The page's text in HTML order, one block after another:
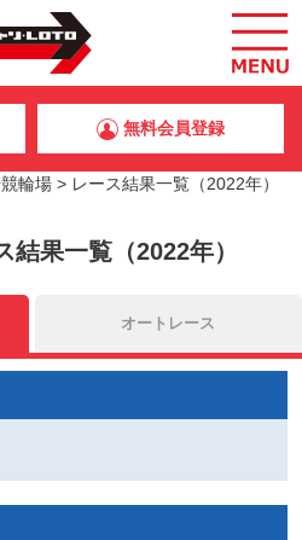
無料会員登録
輪場 > レース結果一覧（2022年）
結果一覧（2022年）
オートレース